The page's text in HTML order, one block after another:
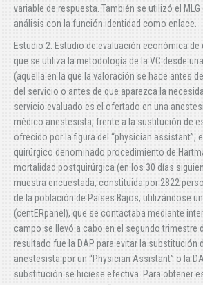
variable de respuesta. También se utilizó el
análisis con la función identidad como enlace.
Estudio 2: Estudio de evaluación económica de
que se utiliza la metodología de la VC desde
(aquella en la que la valoración se hace antes
del servicio o antes de que aparezca la
servicio evaluado es el ofertado en una
médico anestesista, frente a la sustitución de
ofrecido por la figura del “physician assistant”,
quirúrgico denominado procedimiento de
mortalidad postquirúrgica (en los 30 días
muestra encuestada, constituida por 2822
de la población de Países Bajos, utilizándose
(centERpanel), que se contactaba mediante
campo se llevó a cabo en el segundo trimestre
resultado fue la DAP para evitar la substitución
anestesista por un “Physician Assistant” o la
substitución se hiciese efectiva. Para obtener